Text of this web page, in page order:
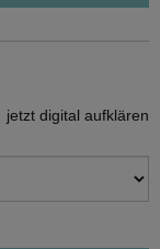
jetzt digital aufklären